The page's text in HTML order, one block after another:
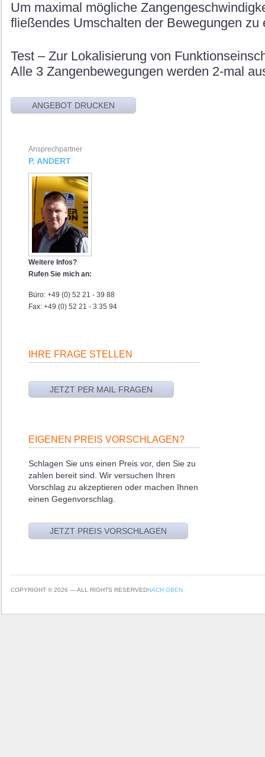
Um maximal mögliche
fließendes Umschalten der Bewegungen zu
Test – Zur Lokalisierung von
Alle 3 Zangenbewegungen werden 2-mal
Ansprechpartner
P. ANDERT
Weitere Infos?
Rufen Sie mich an:
Büro: +49 (0) 52 21 - 39 88
Fax: +49 (0) 52 21 - 3 35 94
IHRE FRAGE STELLEN
EIGENEN PREIS VORSCHLAGEN?
Schlagen Sie uns einen Preis vor, den Sie zu
zahlen bereit sind. Wir versuchen Ihren
Vorschlag zu akzeptieren oder machen Ihnen
einen Gegenvorschlag.
COPYRIGHT © 2026 — ALL RIGHTS RESERVEDNACH OBEN